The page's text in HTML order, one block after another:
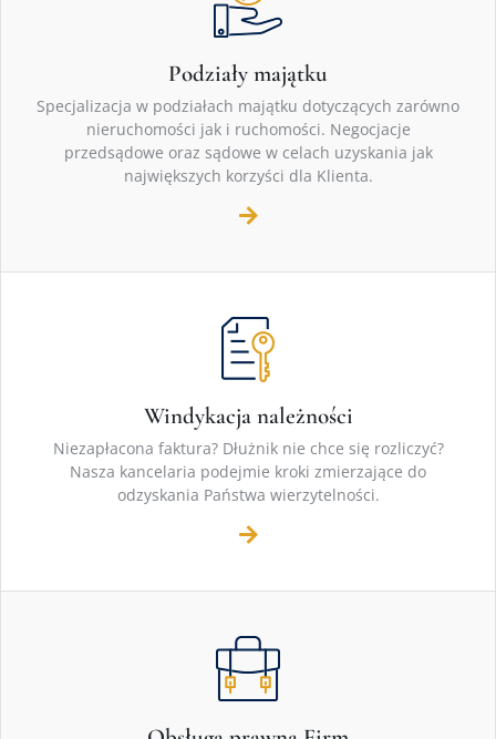
Podziały majątku
Specjalizacja w podziałach majątku dotyczących zarówno
nieruchomości jak i ruchomości. Negocjacje
przedsądowe oraz sądowe w celach uzyskania jak
największych korzyści dla Klienta.
Windykacja należności
Niezapłacona faktura? Dłużnik nie chce się rozliczyć?
Nasza kancelaria podejmie kroki zmierzające do
odzyskania Państwa wierzytelności.